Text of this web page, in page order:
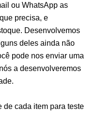
ou WhatsApp as
precisa, e
Desenvolvemos
deles ainda não
pode nos enviar uma
a desenvolveremos
de cada item para teste